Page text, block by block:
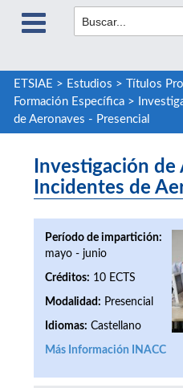
ETSIAE > Estudios > Títulos
Formación Específica>
de Aeronaves - Presencial
Investigación
Incidentes de
Período de impartición:
mayo - junio
Créditos: 10 ECTS
Modalidad: Presencial
Idiomas: Castellano
Más Información INACC